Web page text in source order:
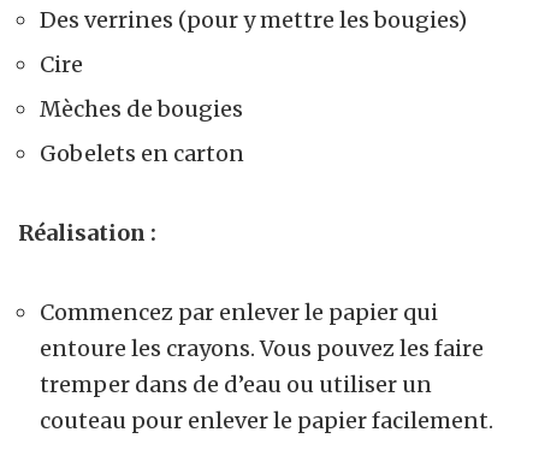
Des verrines (pour y mettre les bougies)
Cire
Mèches de bougies
Gobelets en carton
Réalisation :
Commencez par enlever le papier qui
entoure les crayons. Vous pouvez les faire
tremper dans de d’eau ou utiliser un
couteau pour enlever le papier facilement.